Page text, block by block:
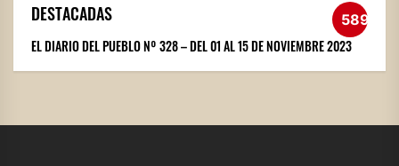
DESTACADAS 589
EL DIARIO DEL PUEBLO Nº 328 – DEL 01 AL 15 DE NOVIEMBRE 2023